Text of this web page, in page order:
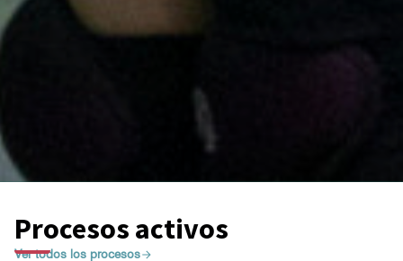
Procesos activos
Ver todos los procesos